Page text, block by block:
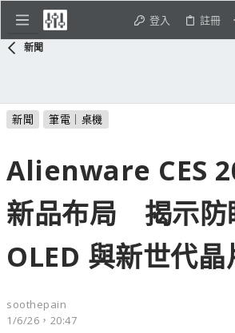
登入 註冊
新聞
新聞 筆電｜桌機
Alienware CES
新品布局 揭示防
OLED 與新世代晶
soothepain
1/6/26，20:47